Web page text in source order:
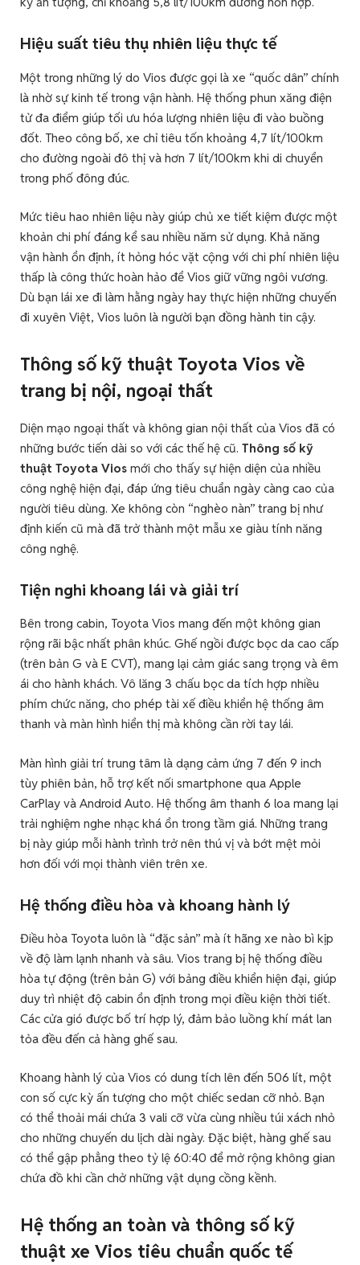
Hiệu suất tiêu thụ nhiên liệu thực tế
Một trong những lý do Vios được gọi là xe “quốc dân” chính
là nhờ sự kinh tế trong vận hành. Hệ thống phun xăng điện
tử đa điểm giúp tối ưu hóa lượng nhiên liệu đi vào buồng
đốt. Theo công bố, xe chỉ tiêu tốn khoảng 4,7 lít/100km
cho đường ngoài đô thị và hơn 7 lít/100km khi di chuyển
trong phố đông đúc.
Mức tiêu hao nhiên liệu này giúp chủ xe tiết kiệm được một
khoản chi phí đáng kể sau nhiều năm sử dụng. Khả năng
vận hành ổn định, ít hỏng hóc vặt cộng với chi phí nhiên liệu
thấp là công thức hoàn hảo để Vios giữ vững ngôi vương.
Dù bạn lái xe đi làm hằng ngày hay thực hiện những chuyến
đi xuyên Việt, Vios luôn là người bạn đồng hành tin cậy.
Thông số kỹ thuật Toyota Vios về
trang bị nội, ngoại thất
Diện mạo ngoại thất và không gian nội thất của Vios đã có
những bước tiến dài so với các thế hệ cũ. Thông số kỹ
thuật Toyota Vios mới cho thấy sự hiện diện của nhiều
công nghệ hiện đại, đáp ứng tiêu chuẩn ngày càng cao của
người tiêu dùng. Xe không còn “nghèo nàn” trang bị như
định kiến cũ mà đã trở thành một mẫu xe giàu tính năng
công nghệ.
Tiện nghi khoang lái và giải trí
Bên trong cabin, Toyota Vios mang đến một không gian
rộng rãi bậc nhất phân khúc. Ghế ngồi được bọc da cao cấp
(trên bản G và E CVT), mang lại cảm giác sang trọng và êm
ái cho hành khách. Vô lăng 3 chấu bọc da tích hợp nhiều
phím chức năng, cho phép tài xế điều khiển hệ thống âm
thanh và màn hình hiển thị mà không cần rời tay lái.
Màn hình giải trí trung tâm là dạng cảm ứng 7 đến 9 inch
tùy phiên bản, hỗ trợ kết nối smartphone qua Apple
CarPlay và Android Auto. Hệ thống âm thanh 6 loa mang lại
trải nghiệm nghe nhạc khá ổn trong tầm giá. Những trang
bị này giúp mỗi hành trình trở nên thú vị và bớt mệt mỏi
hơn đối với mọi thành viên trên xe.
Hệ thống điều hòa và khoang hành lý
Điều hòa Toyota luôn là “đặc sản” mà ít hãng xe nào bì kịp
về độ làm lạnh nhanh và sâu. Vios trang bị hệ thống điều
hòa tự động (trên bản G) với bảng điều khiển hiện đại, giúp
duy trì nhiệt độ cabin ổn định trong mọi điều kiện thời tiết.
Các cửa gió được bố trí hợp lý, đảm bảo luồng khí mát lan
tỏa đều đến cả hàng ghế sau.
Khoang hành lý của Vios có dung tích lên đến 506 lít, một
con số cực kỳ ấn tượng cho một chiếc sedan cỡ nhỏ. Bạn
có thể thoải mái chứa 3 vali cỡ vừa cùng nhiều túi xách nhỏ
cho những chuyến du lịch dài ngày. Đặc biệt, hàng ghế sau
có thể gập phẳng theo tỷ lệ 60:40 để mở rộng không gian
chứa đồ khi cần chở những vật dụng cồng kềnh.
Hệ thống an toàn và thông số kỹ
thuật xe Vios tiêu chuẩn quốc tế